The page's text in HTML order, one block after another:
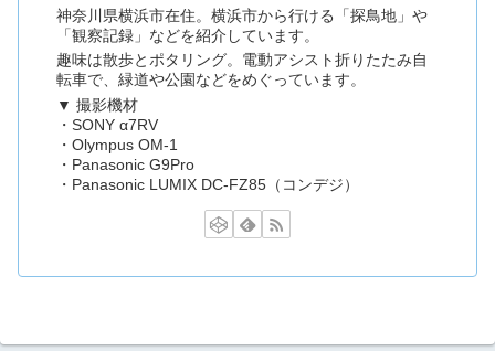
神奈川県横浜市在住。横浜市から行ける「探鳥地」や
「観察記録」などを紹介しています。
趣味は散歩とポタリング。電動アシスト折りたたみ自
転車で、緑道や公園などをめぐっています。
▼ 撮影機材
・SONY α7RV
・Olympus OM-1
・Panasonic G9Pro
・Panasonic LUMIX DC-FZ85（コンデジ）